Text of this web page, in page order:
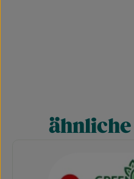
Produktgalerie überspringen